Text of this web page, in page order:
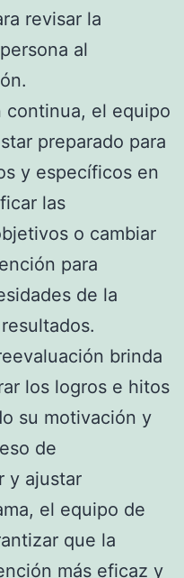
revisar la
al
continua, el equipo
preparado para
y específicos en
las
o cambiar
para
de la
brinda
los logros e hitos
su motivación y
de
y ajustar
el equipo de
que la
más eficaz y